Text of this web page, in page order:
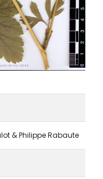
& Philippe Rabaute